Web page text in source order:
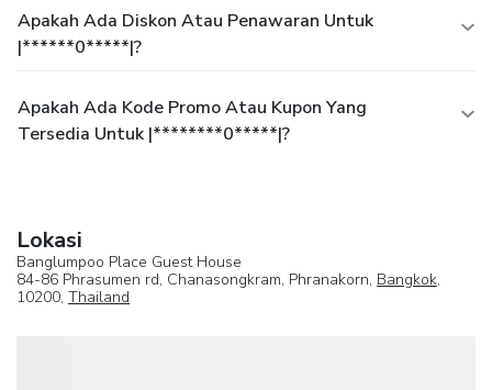
Apakah Ada Diskon Atau Penawaran Untuk
|******0*****|?
Apakah Ada Kode Promo Atau Kupon Yang
Tersedia Untuk |********0*****|?
Lokasi
Banglumpoo Place Guest House
84-86 Phrasumen rd, Chanasongkram, Phranakorn, Bangkok,
10200, Thailand